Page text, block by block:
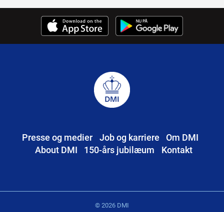
Presse og medier Job og karriere
Om DMI
About DMI
150-års jubilæum Kontakt
© 2026 DMI